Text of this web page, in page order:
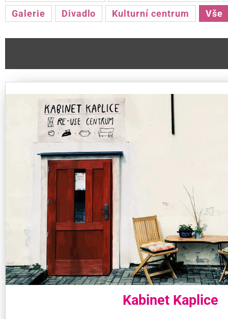
Galerie
Divadlo Kulturní centrum Vše
Kabinet Kaplice